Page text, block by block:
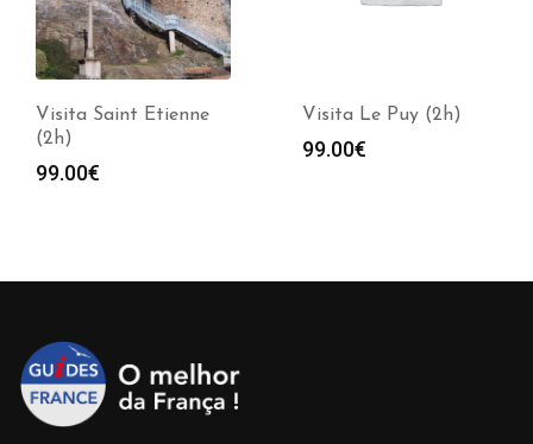
Visita Saint Etienne
(2h)
99.00€
Visita Le Puy (2h)
99.00€